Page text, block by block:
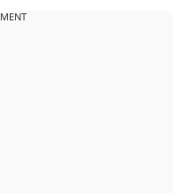
तो रोना रोते हैं."